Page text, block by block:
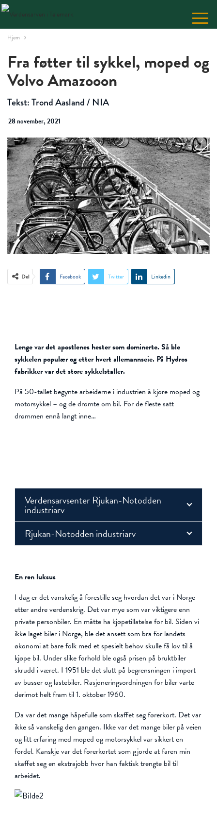
Skip
Content
Hjem
Fra føtter til sykkel, moped og
Volvo Amazooon
Tekst: Trond Aasland / NIA
28 november, 2021
Del Facebook Twitter Linkedin
Lenge var det apostlenes hester som dominerte. Så ble
sykkelen populær og etter hvert allemannseie. På Hydros
fabrikker var det store sykkelstaller.
På 50-tallet begynte arbeiderne i industrien å kjøre moped og
motorsykkel – og de drømte om bil. For de fleste satt
drømmen ennå langt inne…
Verdensarvsenter Rjukan-Notodden
industriarv
Rjukan-Notodden industriarv
En ren luksus
I dag er det vanskelig å forestille seg hvordan det var i Norge
etter andre verdenskrig. Det var mye som var viktigere enn
private personbiler. En måtte ha kjøpetillatelse for bil. Siden vi
ikke laget biler i Norge, ble det ansett som bra for landets
økonomi at bare folk med et spesielt behov skulle få lov til å
kjøpe bil. Under slike forhold ble også prisen på bruktbiler
skrudd i været. I 1951 ble det slutt på begrensningen i import
av busser og lastebiler. Rasjoneringsordningen for biler varte
derimot helt fram til 1. oktober 1960.
Da var det mange håpefulle som skaffet seg førerkort. Det var
ikke så vanskelig den gangen. Ikke var det mange biler på veien
og litt erfaring med moped og motorsykkel var sikkert en
fordel. Kanskje var det førerkortet som gjorde at faren min
skaffet seg en ekstrajobb hvor han faktisk trengte bil til
arbeidet.